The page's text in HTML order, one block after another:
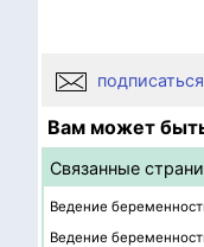
Вам может
Связанные
Ведение
Ведение